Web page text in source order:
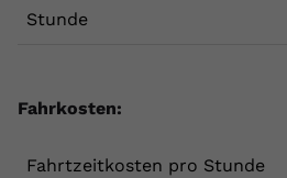
Stunde
Fahrkosten:
Fahrtzeitkosten pro Stunde